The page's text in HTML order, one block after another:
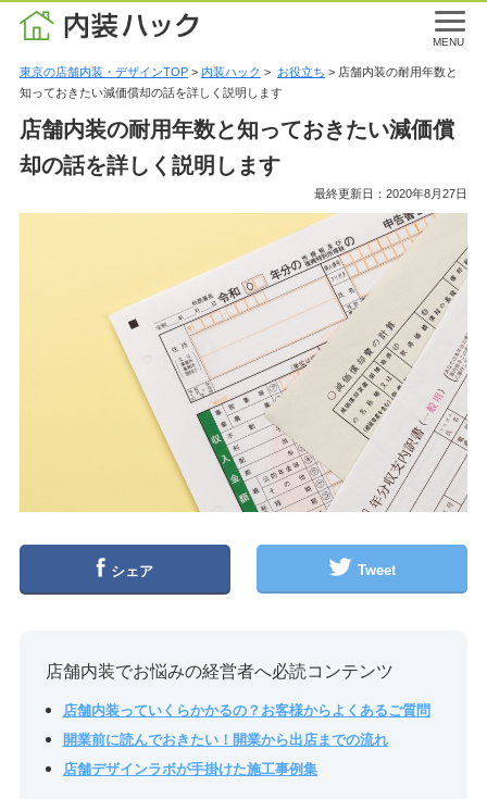
MENU
東京の店舗内装・デザインTOP> 内装ハック > お役立ち > 店舗内装の耐用年数と
知っておきたい減価償却の話を詳しく説明します
店舗内装の耐用年数と知っておきたい減価償
却の話を詳しく説明します
最終更新日：2020年8月27日
シェア Tweet
店舗内装でお悩みの経営者へ必読コンテンツ
店舗内装っていくらかかるの？お客様からよくあるご質問
開業前に読んでおきたい！開業から出店までの流れ
店舗デザインラボが手掛けた施工事例集